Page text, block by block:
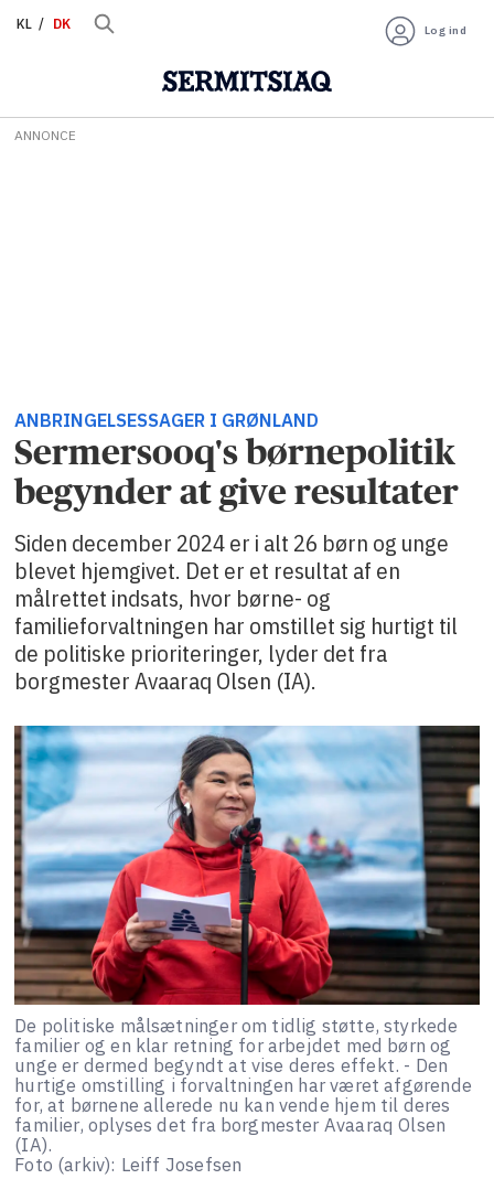
KL DK Log ind
ANNONCE
ANBRINGELSESSAGER I GRØNLAND
Sermersooq's børnepolitik
begynder at give resultater
Siden december 2024 er i alt 26 børn og unge
blevet hjemgivet. Det er et resultat af en
målrettet indsats, hvor børne- og
familieforvaltningen har omstillet sig hurtigt til
de politiske prioriteringer, lyder det fra
borgmester Avaaraq Olsen (IA).
De politiske målsætninger om tidlig støtte, styrkede
familier og en klar retning for arbejdet med børn og
unge er dermed begyndt at vise deres effekt. - Den
hurtige omstilling i forvaltningen har været afgørende
for, at børnene allerede nu kan vende hjem til deres
familier, oplyses det fra borgmester Avaaraq Olsen
(IA).
Foto (arkiv): Leiff Josefsen